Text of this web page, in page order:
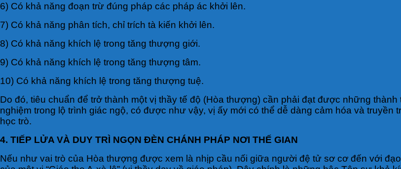
6) Có khả năng đoạn trừ đúng pháp các pháp ác khởi lên.
7) Có khả năng phân tích, chỉ trích tà kiến khởi lên.
8) Có khả năng khích lệ trong tăng thượng giới.
9) Có khả năng khích lệ trong tăng thượng tâm.
10) Có khả năng khích lệ trong tăng thượng tuệ.
Do đó, tiêu chuẩn để trở thành một vị thầy tế độ (Hòa thượng) cần phải đạt được những
nghiệm trong lộ trình giác ngộ, có được như vậy, vị ấy mới có thể dễ dàng cảm hóa và
học trò.
4. TIẾP LỬA VÀ DUY TRÌ NGỌN ĐÈN CHÁNH PHÁP NƠI THẾ GIAN
Nếu như vai trò của Hòa thượng được xem là nhịp cầu nối giữa người đệ tử sơ cơ đến với